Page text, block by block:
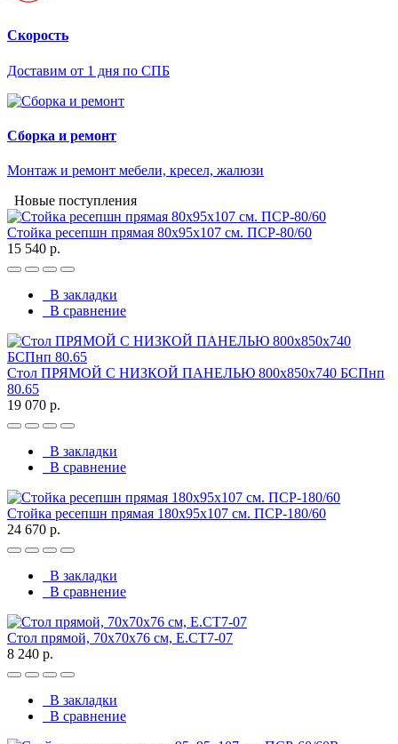
Скорость
Доставим от 1 дня по СПБ
Сборка и ремонт
Монтаж и ремонт мебели, кресел, жалюзи
Новые поступления
Стойка ресепшн прямая 80х95х107 см. ПСР-80/60
15 540 р.
В закладки
В сравнение
Стол ПРЯМОЙ С НИЗКОЙ ПАНЕЛЬЮ 800х850х740 БСПнп
80.65
19 070 р.
В закладки
В сравнение
Стойка ресепшн прямая 180х95х107 см. ПСР-180/60
24 670 р.
В закладки
В сравнение
Стол прямой, 70x70x76 см, Е.СТ7-07
8 240 р.
В закладки
В сравнение